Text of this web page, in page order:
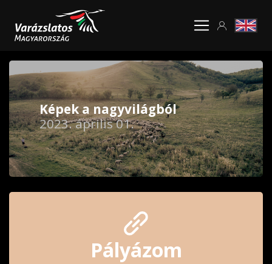
Képek a nagyvilágból
2023. április 01.
Pályázom